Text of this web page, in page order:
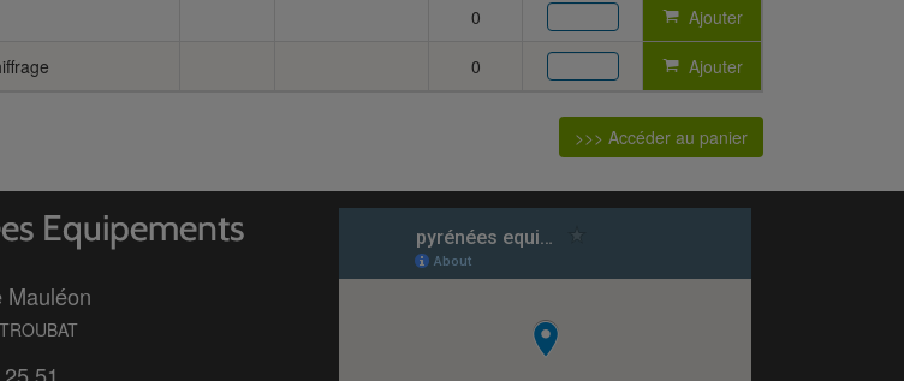
0 Ajouter
0 Ajouter
>>> Accéder au panier
Mauléon
TROUBAT